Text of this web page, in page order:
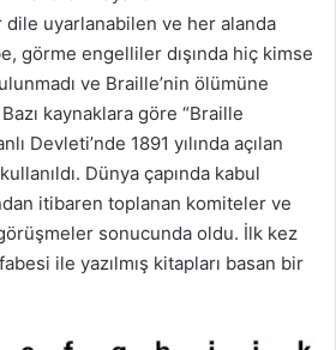
dile uyarlanabilen ve her alanda
görme engelliler dışında hiç kimse
ve Braille’nin ölümüne
kaynaklara göre “Braille
Devleti’nde 1891 yılında açılan
Dünya çapında kabul
itibaren toplanan komiteler ve
sonucunda oldu. İlk kez
ile yazılmış kitapları basan bir